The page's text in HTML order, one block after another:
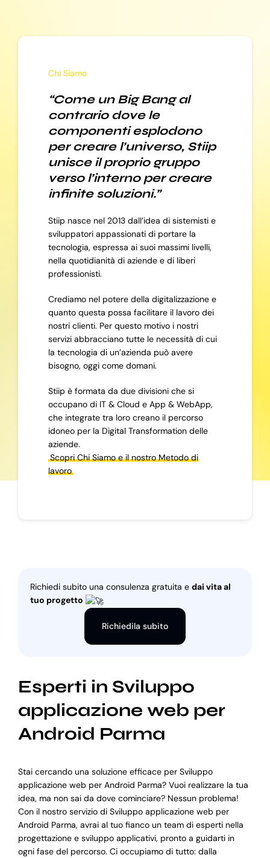
Chi Siamo
“Come un Big Bang al
contrario dove le
componenti esplodono
per creare l’universo, Stiip
unisce il proprio gruppo
verso l’interno per creare
infinite soluzioni.”
Stiip nasce nel 2013 dall’idea di sistemisti e
sviluppatori appassionati di portare la
tecnologia, espressa ai suoi massimi livelli,
nella quotidianità di aziende e di liberi
professionisti.
Crediamo nel potere della digitalizzazione e
quanto questa possa facilitare il lavoro dei
nostri clienti. Per questo motivo i nostri
servizi abbracciano tutte le necessità di cui
la tecnologia di un’azienda può avere
bisogno, oggi come domani.
Stiip è formata da due divisioni che si
occupano di IT & Cloud e App & WebApp,
che integrate tra loro creano il percorso
idoneo per la Digital Transformation delle
aziende.
Scopri Chi Siamo e il nostro Metodo di
lavoro
Richiedi subito una consulenza gratuita e dai vita al
tuo progetto
Richiedila subito
Esperti in Sviluppo
applicazione web per
Android Parma
Stai cercando una soluzione efficace per Sviluppo
applicazione web per Android Parma? Vuoi realizzare la tua
idea, ma non sai da dove cominciare? Nessun problema!
Con il nostro servizio di Sviluppo applicazione web per
Android Parma, avrai al tuo fianco un team di esperti nella
progettazione e sviluppo applicativi, pronto a guidarti in
ogni fase del percorso. Ci occupiamo di tutto: dalla